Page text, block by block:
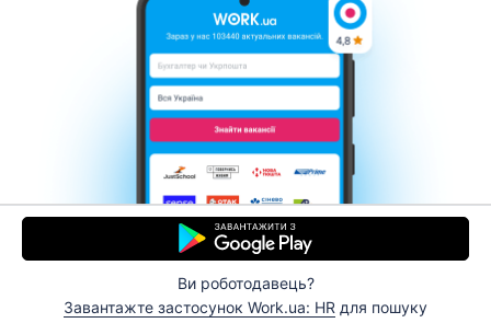
Ви роботодавець?
Завантажте застосунок Work.ua: HR для пошуку
Контакти Про нас
Кар’єра
Допомога Умови використання
© 2006–2026 Work.ua. Сервіс пошуку роботи №1 в